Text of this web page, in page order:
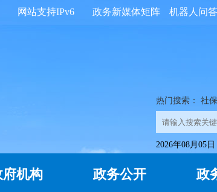
机器人问答
政务新媒体矩阵
网站支持IPv6
热门搜索： 社保
2026年08月05
府机构 政务公开 政